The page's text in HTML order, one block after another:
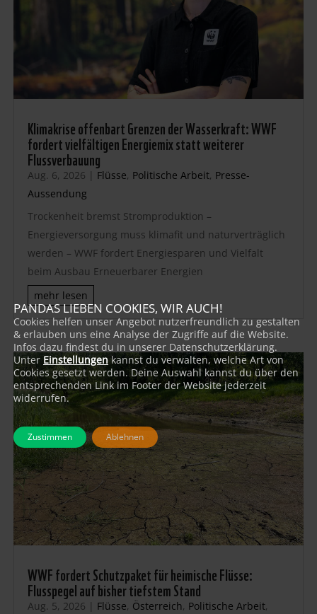
Klimakrise offenbart Grenzen der Wasserkraft: WWF
fordert vielfältigen Energiemix statt weiterer
Flussverbauung
Aug. 6, 2026 | Flüsse, Politische Arbeit, Presse-
Aussendung
Trockenheit bremst Stromproduktion –
Energieversorgung muss klimafit und naturverträglich
werden – WWF fordert Energiesparen und Vielfalt
beim Ausbau Erneuerbarer Energien
mehr lesen
WWF fordert Schutzpaket für heimische Flüsse:
Flusspegel auf bisher tiefstem Stand
Aug. 5, 2026 | Flüsse, Österreich, Politische Arbeit,
PANDAS LIEBEN COOKIES, WIR AUCH!
Cookies helfen unser Angebot nutzerfreundlich zu gestalten
& erlauben uns eine Analyse der Zugriffe auf die Website.
Infos dazu findest du in unserer Datenschutzerklärung.
Unter Einstellungen kannst du verwalten, welche Art von
Cookies gesetzt werden. Deine Auswahl kannst du über den
entsprechenden Link im Footer der Website jederzeit
widerrufen.
Zustimmen Ablehnen